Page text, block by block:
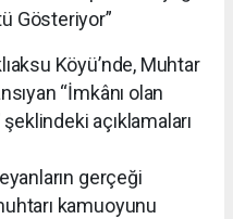
Gösteriyor”
Köyü’nde, Muhtar
“İmkânı olan
açıklamaları
gerçeği
kamuoyunu